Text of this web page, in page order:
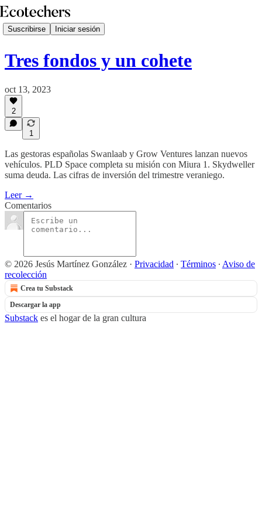
Suscribirse Iniciar sesión
Tres fondos y un cohete
oct 13, 2023
2
1
Las gestoras españolas Swanlaab y Grow Ventures lanzan nuevos
vehículos. PLD Space completa su misión con Miura 1. Skydweller
suma deuda. Las cifras de inversión del trimestre veraniego.
Leer →
Comentarios
© 2026 Jesús Martínez González · Privacidad ∙ Términos ∙ Aviso de
recolección
Crea tu Substack
Descargar la app
Substack es el hogar de la gran cultura